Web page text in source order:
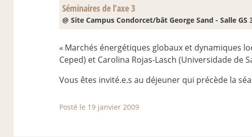
Séminaires de l’axe 3
@ Site Campus Condorcet/bât George Sand - Salle GS
« Marchés énergétiques globaux et dynamiques
Ceped) et Carolina Rojas-Lasch (Universidade de
Vous êtes invité.e.s au déjeuner qui précède la
Posté le 19 janvier 2009